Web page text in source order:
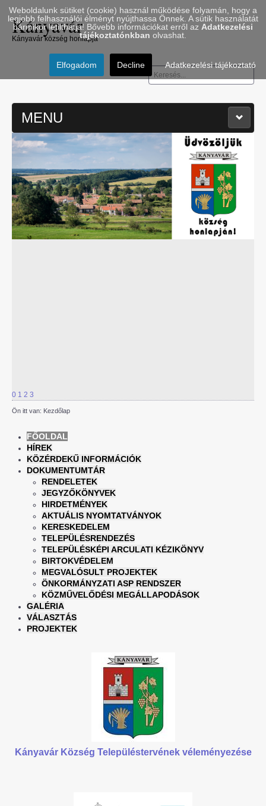
Kányavár
Kányavár község honlapja
Keresés...
MENU
0 1 2 3
Ön itt van: Kezdőlap
FŐOLDAL
HÍREK
KÖZÉRDEKŰ INFORMÁCIÓK
DOKUMENTUMTÁR
RENDELETEK
JEGYZŐKÖNYVEK
HIRDETMÉNYEK
AKTUÁLIS NYOMTATVÁNYOK
KERESKEDELEM
TELEPÜLÉSRENDEZÉS
TELEPÜLÉSKÉPI ARCULATI KÉZIKÖNYV
BIRTOKVÉDELEM
MEGVALÓSULT PROJEKTEK
ÖNKORMÁNYZATI ASP RENDSZER
KÖZMŰVELŐDÉSI MEGÁLLAPODÁSOK
GALÉRIA
VÁLASZTÁS
PROJEKTEK
Kányavár Község Településtervének véleményezése
Weboldalunk sütiket (cookie) használ működése folyamán, hogy a
legjobb felhasználói élményt nyújthassa Önnek. A sütik használatát
bármikor letilthatja! Bővebb információkat erről az Adatkezelési
tájékoztatónkban olvashat.
Elfogadom Decline Adatkezelési tájékoztató